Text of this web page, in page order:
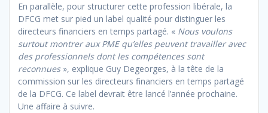
En parallèle, pour structurer cette profession libérale, la
DFCG met sur pied un label qualité pour distinguer les
directeurs financiers en temps partagé. « Nous voulons
surtout montrer aux PME qu’elles peuvent travailler avec
des professionnels dont les compétences sont
reconnues», explique Guy Degeorges, à la tête de la
commission sur les directeurs financiers en temps partagé
de la DFCG. Ce label devrait être lancé l’année prochaine.
Une affaire à suivre.